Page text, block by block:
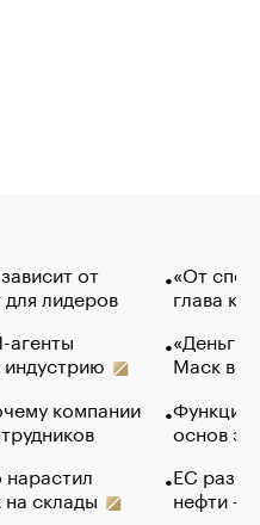
от
лидеров
агенты
компании
склады
«От
глава
«Деньги
Маск в
Функции
основ
ЕС
нефти —